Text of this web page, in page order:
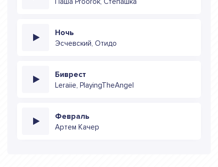
Ночь
Эсчевский, Отидо
Биврест
Leraiie, PlayingTheAngel
Февраль
Артем Качер